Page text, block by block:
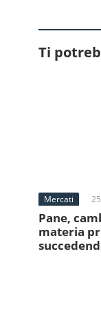
Ti
Mercati
Pane,
materia